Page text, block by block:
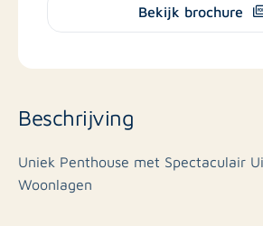
Bekijk brochure
Beschrijving
Uniek Penthouse met Spectaculair
Woonlagen